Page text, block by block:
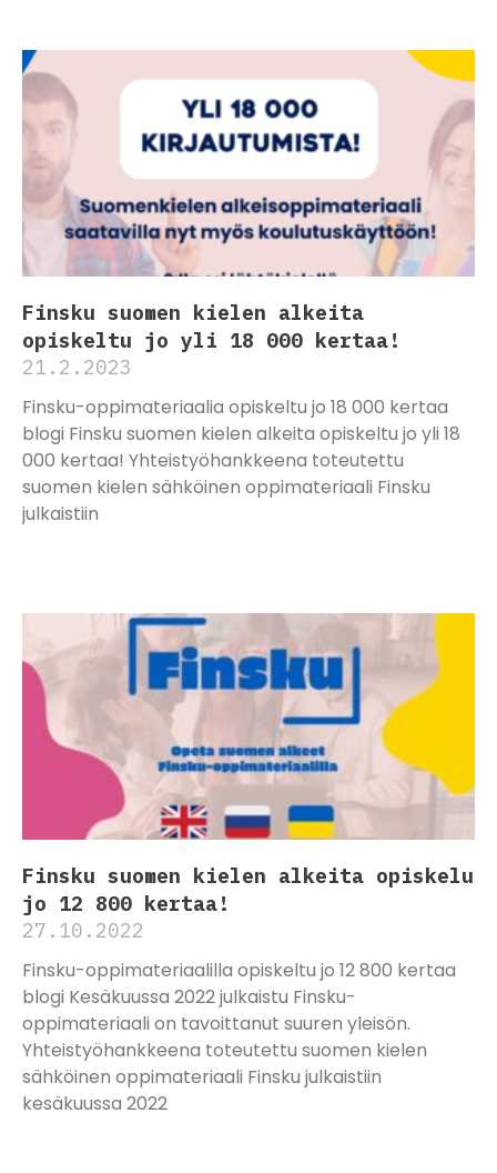
Finsku suomen kielen alkeita
opiskeltu jo yli 18 000 kertaa!
21.2.2023
Finsku-oppimateriaalia opiskeltu jo 18 000 kertaa
blogi Finsku suomen kielen alkeita opiskeltu jo yli 18
000 kertaa! Yhteistyöhankkeena toteutettu
suomen kielen sähköinen oppimateriaali Finsku
julkaistiin
Finsku suomen kielen alkeita opiskelu
jo 12 800 kertaa!
27.10.2022
Finsku-oppimateriaalilla opiskeltu jo 12 800 kertaa
blogi Kesäkuussa 2022 julkaistu Finsku-
oppimateriaali on tavoittanut suuren yleisön.
Yhteistyöhankkeena toteutettu suomen kielen
sähköinen oppimateriaali Finsku julkaistiin
kesäkuussa 2022